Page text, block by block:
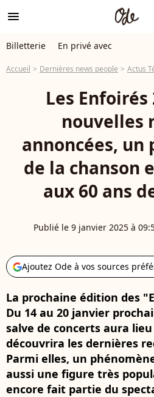
menu
Billetterie En privé avec
Accueil Dernières news people Actus
Les Enfoirés
nouvelles
annoncées, un
de la chanson
aux 60 ans
Publié le 9 janvier 2025 à
Ajoutez Ode à vos sources
La prochaine édition des
Du 14 au 20 janvier
salve de concerts aura
découvrira les dernières
Parmi elles, un
aussi une figure très
encore fait partie du